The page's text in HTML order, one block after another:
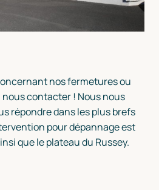
nos fermetures ou
nous contacter ! Nous nous
répondre dans les plus brefs
pour dépannage est
que le plateau du Russey.